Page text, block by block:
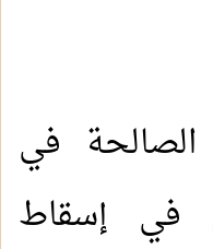
في
في إسقاط